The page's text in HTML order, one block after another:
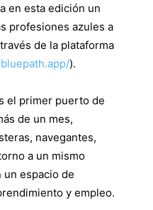
en esta edición un
profesiones azules a
de la plataforma
).
el primer puerto de
de un mes,
navegantes,
a un mismo
un espacio de
y empleo.